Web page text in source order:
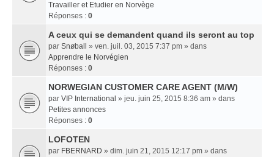
Travailler et Etudier en Norvège
Réponses : 0
A ceux qui se demandent quand ils seront au top
par Snøball
» ven. juil. 03, 2015 7:37 pm » dans
Apprendre le Norvégien
Réponses : 0
NORWEGIAN CUSTOMER CARE AGENT (M/W)
par VIP International » jeu. juin 25, 2015 8:36 am » dans
Petites annonces
Réponses : 0
LOFOTEN
par FBERNARD » dim. juin 21, 2015 12:17 pm » dans